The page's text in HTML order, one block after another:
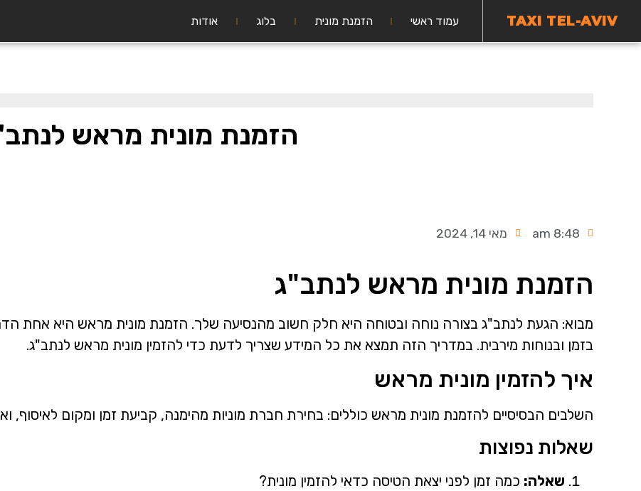
TAXI TEL-AVIV עמוד ראשי הזמנת מונית בלוג אודות
הזמנת מונית מראש
8:48 am מאי 14, 2024
הזמנת מונית מראש לנתב"ג
מבוא: הגעת לנתב"ג בצורה נוחה ובטוחה היא חלק חשוב מהנסיעה שלך. הזמנת מונית מראש היא אחת
בזמן ובנוחות מירבית. במדריך הזה תמצא את כל המידע שצריך לדעת כדי להזמין מונית מראש לנתב"ג.
איך להזמין מונית מראש
השלבים הבסיסיים להזמנת מונית מראש כוללים: בחירת חברת מוניות מהימנה, קביעת זמן ומקום לאיסוף,
שאלות נפוצות
שאלה: כמה זמן לפני יצאת הטיסה כדאי להזמין מונית?